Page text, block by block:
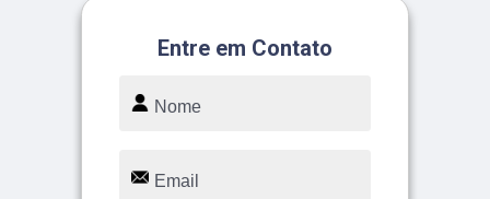
Entre em Contato